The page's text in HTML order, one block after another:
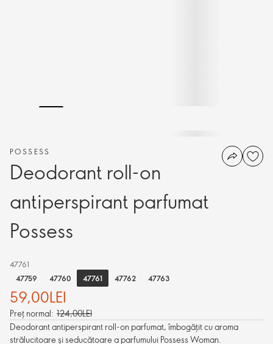
POSSESS
Deodorant roll-on
antiperspirant parfumat
Possess
47761
47759
47760 47761 47762 47763
59,00LEI
Preț normal: 124,00LEI
Deodorant antiperspirant roll-on parfumat, îmbogățit cu aroma
strălucitoare și seducătoare a parfumului Possess Woman.